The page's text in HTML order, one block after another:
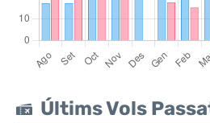
Últims Vols